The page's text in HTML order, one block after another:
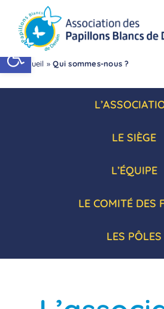
Ouvrir la barre d’outils
contenu
Accueil »Qui sommes-nous ?
LE SIÈGE
L’ÉQUIPE
LE COMITÉ DES
LES PÔLES